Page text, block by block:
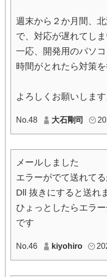
週末から２か月間、
で、対応が遅れてしま
一応、開発用のパソ
時間がとれたら対策を
よろしくお願いします
No.48 大石剛司
メールしました
エラーがでて送れて
Dll 抜きにすると送れ
ひょっとしたらエラ
です
No.46 kiyohiro